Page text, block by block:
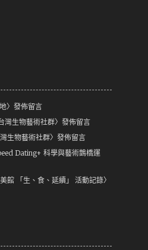
〉發佈留言
灣生物藝術社群〉發佈留言
生物藝術社群〉發佈留言
Dating+ 科學與藝術鵲橋運
館 「生、食、延續」 活動記錄〉